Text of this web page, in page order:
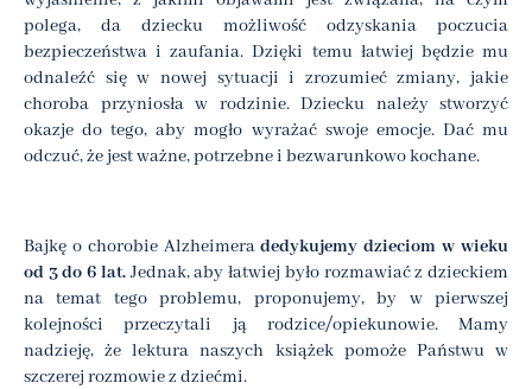
polega, da dziecku możliwość odzyskania poczucia
bezpieczeństwa i zaufania. Dzięki temu łatwiej będzie mu
odnaleźć się w nowej sytuacji i zrozumieć zmiany, jakie
choroba przyniosła w rodzinie. Dziecku należy stworzyć
okazje do tego, aby mogło wyrażać swoje emocje. Dać mu
odczuć, że jest ważne, potrzebne i bezwarunkowo kochane.
Bajkę o chorobie Alzheimeradedykujemy dzieciom w wieku
od 3 do 6 lat.Jednak, aby łatwiej było rozmawiać z dzieckiem
na temat tego problemu, proponujemy, by w pierwszej
kolejności przeczytali ją rodzice/opiekunowie. Mamy
nadzieję, że lektura naszych książek pomoże Państwu w
szczerej rozmowie z dziećmi.